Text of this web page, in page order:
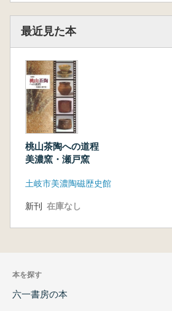
最近見た本
桃山茶陶への道程
美濃窯・瀬戸窯
土岐市美濃陶磁歴史館
新刊 在庫なし
本を探す
六一書房の本